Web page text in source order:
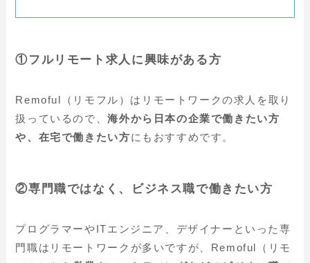
①フルリモート求人に興味がある方
Remoful（リモフル）はリモートワークの求人を取り
扱っているので、海外から日本の企業で働きたい方
や、在宅で働きたい方にもおすすめです。
②専門職ではなく、ビジネス職で働きたい方
プログラマーやITエンジニア、デザイナーといった専
門職はリモートワークが多いですが、Remoful（リモ